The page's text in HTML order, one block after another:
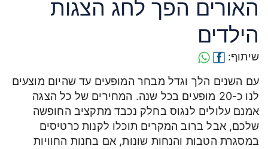
האורים הפך לחג הצגות
הילדים
שיתוף:
עם השנים הלך וגדל מבחר המופעים עד שהיום מוצעים
לנו כ-20 מופעים בכל שנה. המחירים של כל הצגה
אמנם עלולים לנגוס בחלק נכבד מתקציב החופשה
שלכם, אבל ברוב המקרים תוכלו לקנות כרטיסים
במסגרת הטבות והנחות שונות, אם בחנות החוויות